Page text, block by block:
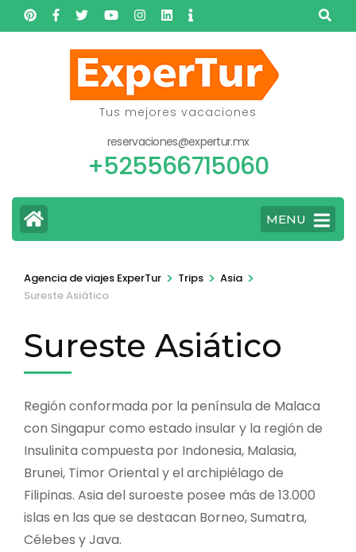
Saltar
al
Tus mejores vacaciones
reservaciones@expertur.mx
+525566715060
MENU
Agencia de viajes ExperTur > Trips > Asia >
Sureste Asiático
Sureste Asiático
Región conformada por la península de Malaca
con Singapur como estado insular y la región de
Insulinita compuesta por Indonesia, Malasia,
Brunei, Timor Oriental y el archipiélago de
Filipinas. Asia del suroeste posee más de 13.000
islas en las que se destacan Borneo, Sumatra,
Célebes y Java.